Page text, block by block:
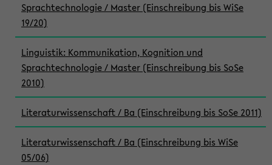
Sprachtechnologie / Master (Einschreibung bis WiSe
19/20)
Linguistik: Kommunikation, Kognition und
Sprachtechnologie / Master (Einschreibung bis SoSe
2010)
Literaturwissenschaft / Ba (Einschreibung bis SoSe 2011)
Literaturwissenschaft / Ba (Einschreibung bis WiSe
05/06)